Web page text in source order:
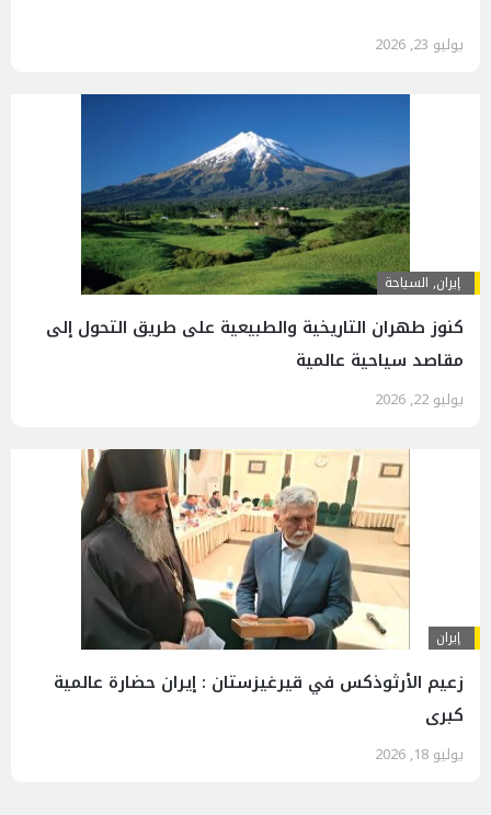
يوليو 23, 2026
إيران, السياحة
كنوز طهران التاريخية والطبيعية على طريق التحول إلى
مقاصد سياحية عالمية
يوليو 22, 2026
إيران
زعيم الأرثوذكس في قيرغيزستان : إيران حضارة عالمية
كبرى
يوليو 18, 2026